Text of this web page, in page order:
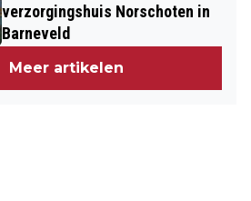
verzorgingshuis Norschoten in
Barneveld
Meer artikelen